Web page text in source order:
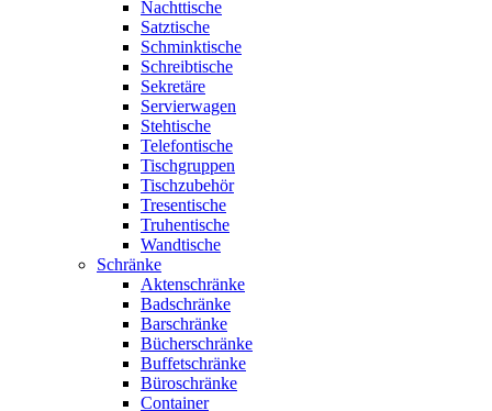
Nachttische
Satztische
Schminktische
Schreibtische
Sekretäre
Servierwagen
Stehtische
Telefontische
Tischgruppen
Tischzubehör
Tresentische
Truhentische
Wandtische
Schränke
Aktenschränke
Badschränke
Barschränke
Bücherschränke
Buffetschränke
Büroschränke
Container